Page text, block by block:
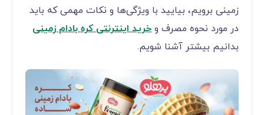
زمینی برویم، بیایید با ویژگی‌ها و نکات مهمی که باید
در مورد نحوه مصرف وخرید اینترنتی کره بادام زمینی
بدانیم بیشتر آشنا شویم.